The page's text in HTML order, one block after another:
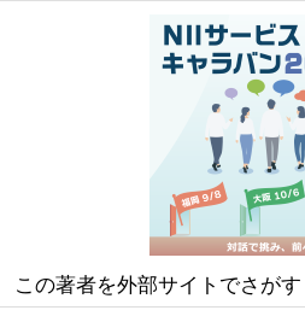
この著者を外部サイトでさがす